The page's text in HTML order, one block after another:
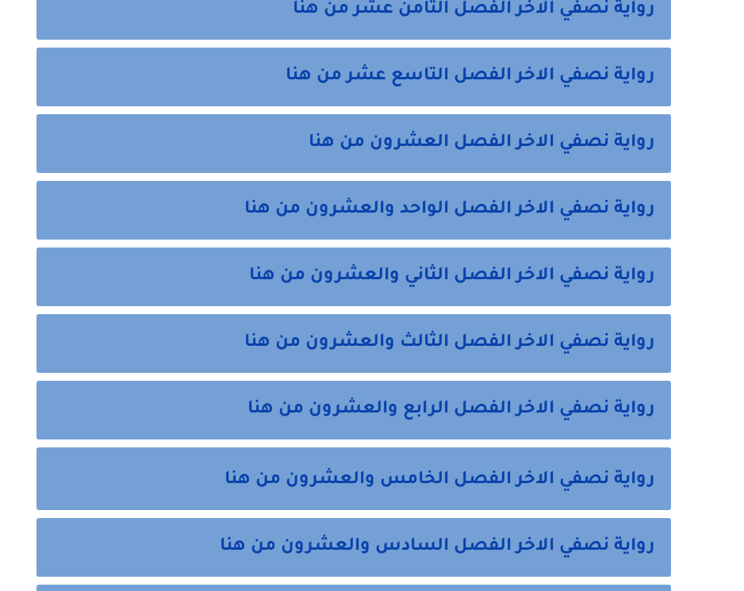
رواية نصفي الاخر الفصل الثامن عشر من هنا
رواية نصفي الاخر الفصل التاسع عشر من هنا
رواية نصفي الاخر الفصل العشرون من هنا
رواية نصفي الاخر الفصل الواحد والعشرون من هنا
رواية نصفي الاخر الفصل الثاني والعشرون من هنا
رواية نصفي الاخر الفصل الثالث والعشرون من هنا
رواية نصفي الاخر الفصل الرابع والعشرون من هنا
رواية نصفي الاخر الفصل الخامس والعشرون من هنا
رواية نصفي الاخر الفصل السادس والعشرون من هنا